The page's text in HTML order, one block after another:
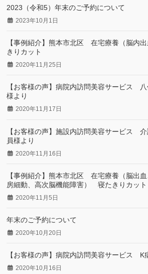
2023（令和5）年末のご予約について
2023年10月1日
【事例紹介】熊本市北区 在宅療養（脳内
きりカット
2020年11月25日
【お客様の声】病院内訪問美容サービス
様より
2020年11月17日
【お客様の声】施設内訪問美容サービス
員様より
2020年11月16日
【事例紹介】熊本市北区 在宅療養（脳出
房細動、高次脳機能障害） 寝たきりカット
2020年11月5日
年末のご予約について
2020年10月20日
【お客様の声】病院内訪問美容サービス
2020年10月16日